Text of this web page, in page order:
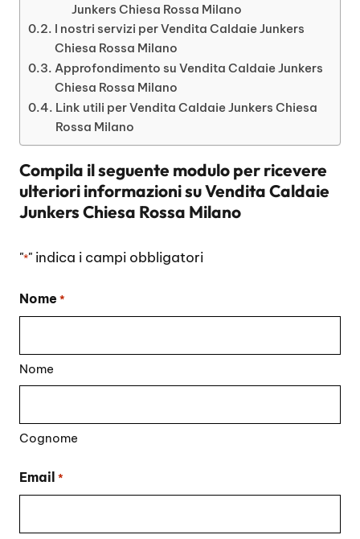
Junkers Chiesa Rossa Milano
I nostri servizi per Vendita Caldaie Junkers
Chiesa Rossa Milano
Approfondimento su Vendita Caldaie Junkers
Chiesa Rossa Milano
Link utili per Vendita Caldaie Junkers Chiesa
Rossa Milano
Compila il seguente modulo per ricevere
ulteriori informazioni suVendita Caldaie
Junkers Chiesa Rossa Milano
"*" indica i campi obbligatori
Nome *
Nome
Cognome
Email *